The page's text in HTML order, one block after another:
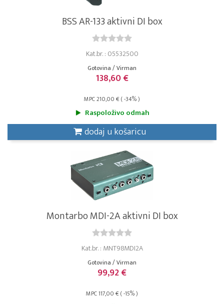
BSS AR-133 aktivni DI box
Kat.br. : 05532500
Gotovina / Virman
138,60 €
MPC 210,00 € ( -34% )
Raspoloživo odmah
dodaj u košaricu
Montarbo MDI-2A aktivni DI box
Kat.br. : MNT98MDI2A
Gotovina / Virman
99,92 €
MPC 117,00 € ( -15% )